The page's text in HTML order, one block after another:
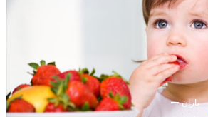
باران